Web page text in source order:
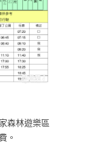
森林遊樂區
。